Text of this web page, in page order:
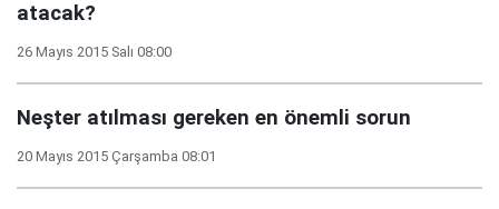
atacak?
26 Mayıs 2015 Salı 08:00
Neşter atılması gereken en önemli sorun
20 Mayıs 2015 Çarşamba 08:01